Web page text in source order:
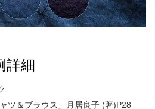
詳細
ツ＆ブラウス」月居良子 (著)P28